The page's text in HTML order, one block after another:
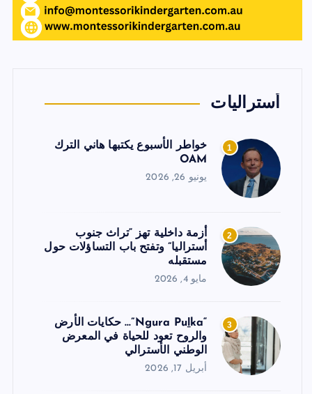
أستراليات
1
خواطر الأسبوع يكتبها هاني الترك
OAM
يونيو 26, 2026
2
أزمة داخلية تهز “تراث جنوب
أستراليا” وتفتح باب التساؤلات حول
مستقبله
مايو 4, 2026
3
“Ngura Puḻka”… حكايات الأرض
والروح تعود للحياة في المعرض
الوطني الأسترالي
أبريل 17, 2026